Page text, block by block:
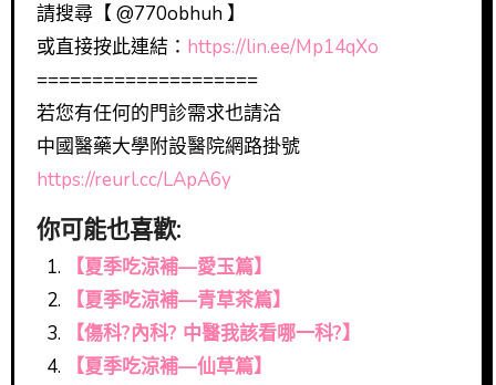
請搜尋【 @770obhuh 】
或直接按此連結： https://lin.ee/Mp14qXo
====================
若您有任何的門診需求也請洽
中國醫藥大學附設醫院網路掛號
https://reurl.cc/LApA6y
你可能也喜歡:
【夏季吃涼補—愛玉篇】
【夏季吃涼補—青草茶篇】
【傷科?內科? 中醫我該看哪一科?】
【夏季吃涼補—仙草篇】